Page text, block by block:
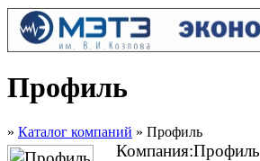
Профиль
» Каталог компаний » Профиль
Компания:Профиль